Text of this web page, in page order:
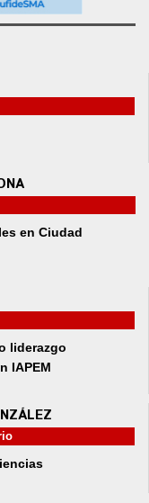
en Ciudad
liderazgo
IAPEM